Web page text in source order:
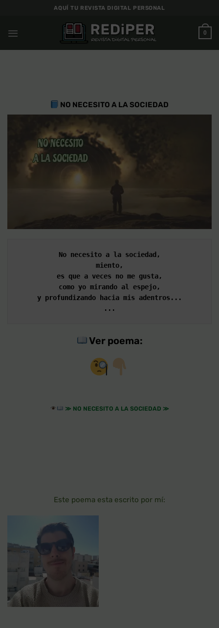
contenido
AQUÍ TU REVISTA DIGITAL PERSONAL
0
NO NECESITO A LA SOCIEDAD
No necesito a la sociedad,
miento,
es que a veces no me gusta,
como yo mirando al espejo,
y profundizando hacia mis adentros...
...
Ver poema:
≫ NO NECESITO A LA SOCIEDAD ≫
Este poema esta escrito por mí: